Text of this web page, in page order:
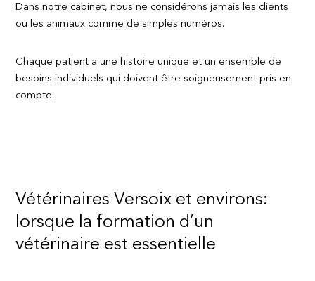
Dans notre cabinet, nous ne considérons jamais les clients
ou les animaux comme de simples numéros.
Chaque patient a une histoire unique et un ensemble de
besoins individuels qui doivent être soigneusement pris en
compte.
Vétérinaires Versoix et environs:
lorsque la formation d’un
vétérinaire est essentielle